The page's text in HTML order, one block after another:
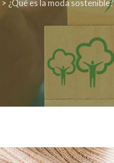
> ¿Qué es la moda sostenible?